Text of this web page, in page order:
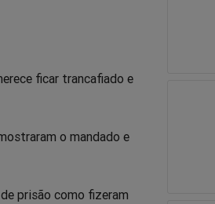
ficar trancafiado e
o mandado e
prisão como fizeram